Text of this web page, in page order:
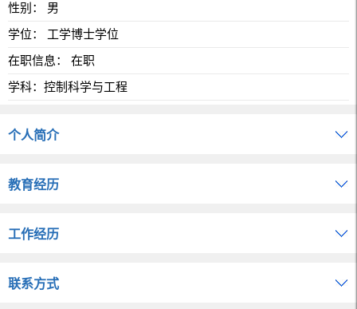
性别： 男
学位： 工学博士学位
在职信息： 在职
学科：控制科学与工程
个人简介
教育经历
工作经历
联系方式